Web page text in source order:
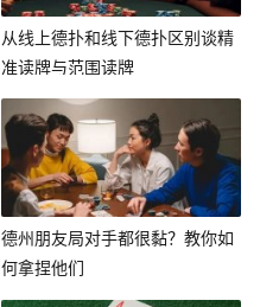
从线上德扑和线下德扑区别谈精
准读牌与范围读牌
德州朋友局对手都很黏？教你如
何拿捏他们